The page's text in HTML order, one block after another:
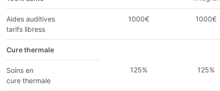
Aides auditives
tarifs libress
1000€ 1000€
Cure thermale
Soins en
cure thermale
125% 125%